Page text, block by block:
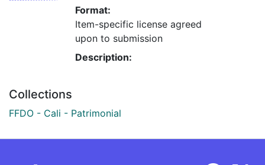
Format:
Item-specific license agreed
upon to submission
Description:
Collections
FFDO - Cali - Patrimonial